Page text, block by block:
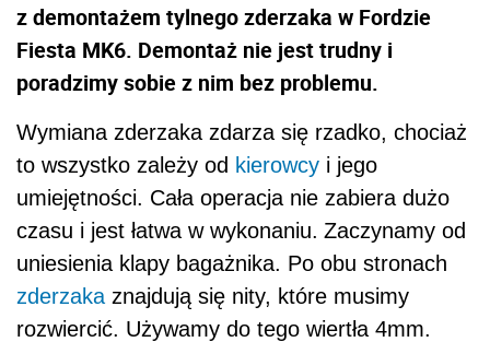
z demontażem tylnego zderzaka w Fordzie
Fiesta MK6. Demontaż nie jest trudny i
poradzimy sobie z nim bez problemu.
Wymiana zderzaka zdarza się rzadko, chociaż
to wszystko zależy od kierowcy i jego
umiejętności. Cała operacja nie zabiera dużo
czasu i jest łatwa w wykonaniu. Zaczynamy od
uniesienia klapy bagażnika. Po obu stronach
zderzaka znajdują się nity, które musimy
rozwiercić. Używamy do tego wiertła 4mm.